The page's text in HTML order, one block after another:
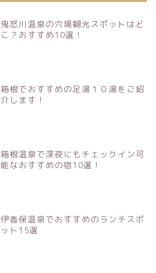
鬼怒川温泉の穴場観光スポットはど
こ？おすすめ10選！
箱根でおすすめの足湯１０湯をご紹
介します！
箱根温泉で深夜にもチェックイン可
能なおすすめの宿10選！
伊香保温泉でおすすめのランチスポ
ット15選